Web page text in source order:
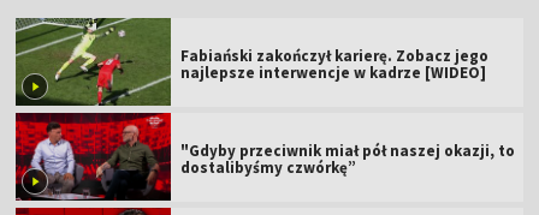
Fabiański zakończył karierę. Zobacz jego
najlepsze interwencje w kadrze [WIDEO]
"Gdyby przeciwnik miał pół naszej okazji, to
dostalibyśmy czwórkę”